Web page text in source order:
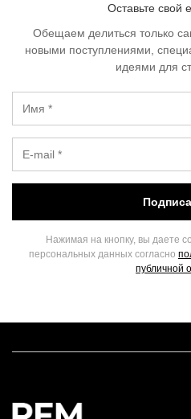
Оставьте свой
Обещаем делиться только
новыми поступлениями,
идеями для
Нажимая на кнопку, вы даете
персональных данных согласно
публичной